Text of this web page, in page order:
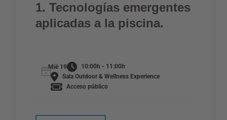
1. Tecnologías emergentes
aplicadas a la piscina.
Mié 19
10:00h - 11:00h
Sala Outdoor & Wellness Experience
Acceso público